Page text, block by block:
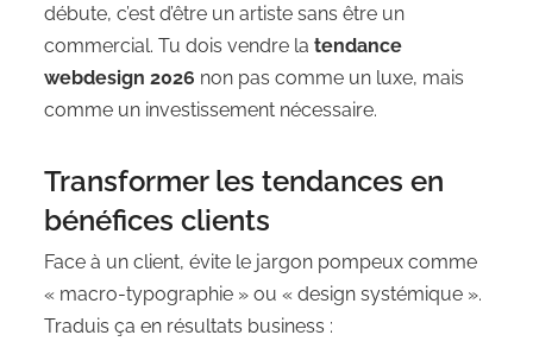
débute, c’est d’être un artiste sans être un
commercial. Tu dois vendre latendance
webdesign 2026 non pas comme un luxe, mais
comme un investissement nécessaire.
Transformer les tendances en
bénéfices clients
Face à un client, évite le jargon pompeux comme
« macro-typographie » ou « design systémique ».
Traduis ça en résultats business :